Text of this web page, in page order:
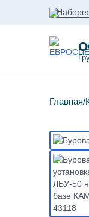
Главная